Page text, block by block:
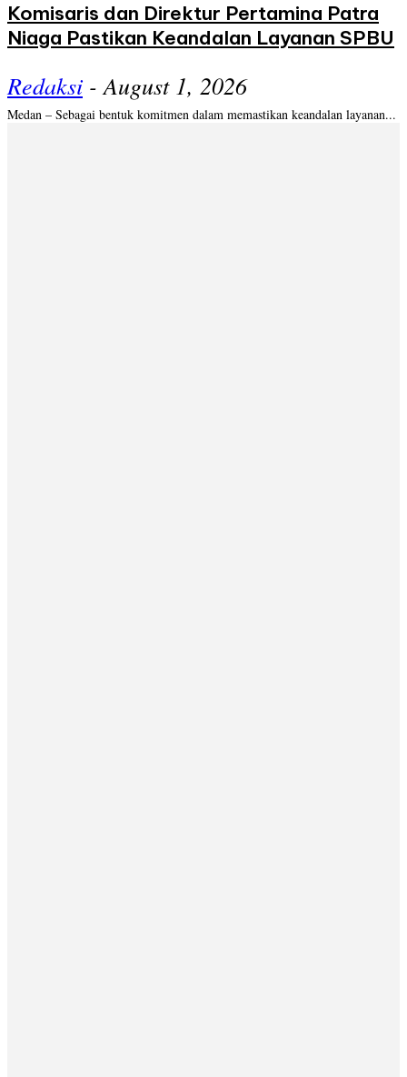
Komisaris dan Direktur Pertamina Patra
Niaga Pastikan Keandalan Layanan SPBU
Redaksi - August 1, 2026
Medan – Sebagai bentuk komitmen dalam memastikan keandalan layanan...